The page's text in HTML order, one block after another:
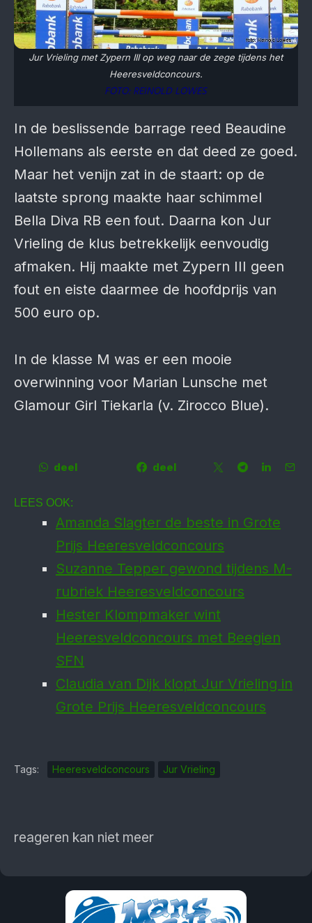
Jur Vrieling met Zypern III op weg naar de zege tijdens het
Heeresveldconcours.
FOTO: REINOLD LOWES
In de beslissende barrage reed Beaudine
Hollemans als eerste en dat deed ze goed.
Maar het venijn zat in de staart: op de
laatste sprong maakte haar schimmel
Bella Diva RB een fout. Daarna kon Jur
Vrieling de klus betrekkelijk eenvoudig
afmaken. Hij maakte met Zypern III geen
fout en eiste daarmee de hoofdprijs van
500 euro op.
In de klasse M was er een mooie
overwinning voor Marian Lunsche met
Glamour Girl Tiekarla (v. Zirocco Blue).
deel deel
LEES OOK:
Amanda Slagter de beste in Grote
Prijs Heeresveldconcours
Suzanne Tepper gewond tijdens M-
rubriek Heeresveldconcours
Hester Klompmaker wint
Heeresveldconcours met Beegien
SFN
Claudia van Dijk klopt Jur Vrieling in
Grote Prijs Heeresveldconcours
Tags: Heeresveldconcours Jur Vrieling
reageren kan niet meer